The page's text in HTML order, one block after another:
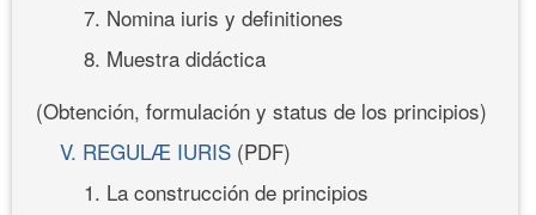
7. Nomina iuris y definitiones
8. Muestra didáctica
(Obtención, formulación y status de los principios)
V. REGULÆ IURIS (PDF)
1. La construcción de principios